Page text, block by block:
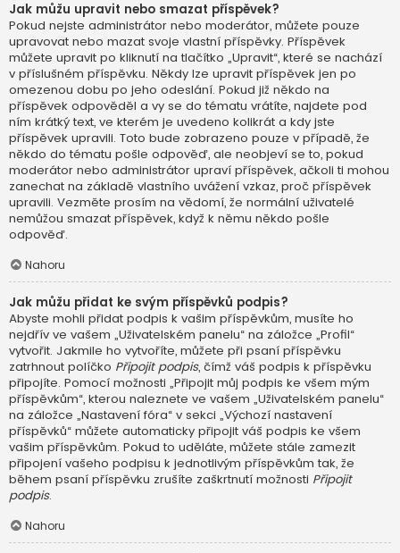
Jak můžu upravit nebo smazat příspěvek?
Pokud nejste administrátor nebo moderátor, můžete pouze
upravovat nebo mazat svoje vlastní příspěvky. Příspěvek
můžete upravit po kliknutí na tlačítko „Upravit“, které se nachází
v příslušném příspěvku. Někdy lze upravit příspěvek jen po
omezenou dobu po jeho odeslání. Pokud již někdo na
příspěvek odpověděl a vy se do tématu vrátíte, najdete pod
ním krátký text, ve kterém je uvedeno kolikrát a kdy jste
příspěvek upravili. Toto bude zobrazeno pouze v případě, že
někdo do tématu pošle odpověď, ale neobjeví se to, pokud
moderátor nebo administrátor upraví příspěvek, ačkoli ti mohou
zanechat na základě vlastního uvážení vzkaz, proč příspěvek
upravili. Vezměte prosím na vědomí, že normální uživatelé
nemůžou smazat příspěvek, když k němu někdo pošle
odpověď.
Nahoru
Jak můžu přidat ke svým příspěvků podpis?
Abyste mohli přidat podpis k vašim příspěvkům, musíte ho
nejdřív ve vašem „Uživatelském panelu“ na záložce „Profil“
vytvořit. Jakmile ho vytvoříte, můžete při psaní příspěvku
zatrhnout políčko Připojit podpis, čímž váš podpis k příspěvku
připojíte. Pomocí možnosti „Připojit můj podpis ke všem mým
příspěvkům“, kterou naleznete ve vašem „Uživatelském panelu“
na záložce „Nastavení fóra“ v sekci „Výchozí nastavení
příspěvků“ můžete automaticky připojit váš podpis ke všem
vašim příspěvkům. Pokud to uděláte, můžete stále zamezit
připojení vašeho podpisu k jednotlivým příspěvkům tak, že
během psaní příspěvku zrušíte zaškrtnutí možnosti Připojit
podpis.
Nahoru